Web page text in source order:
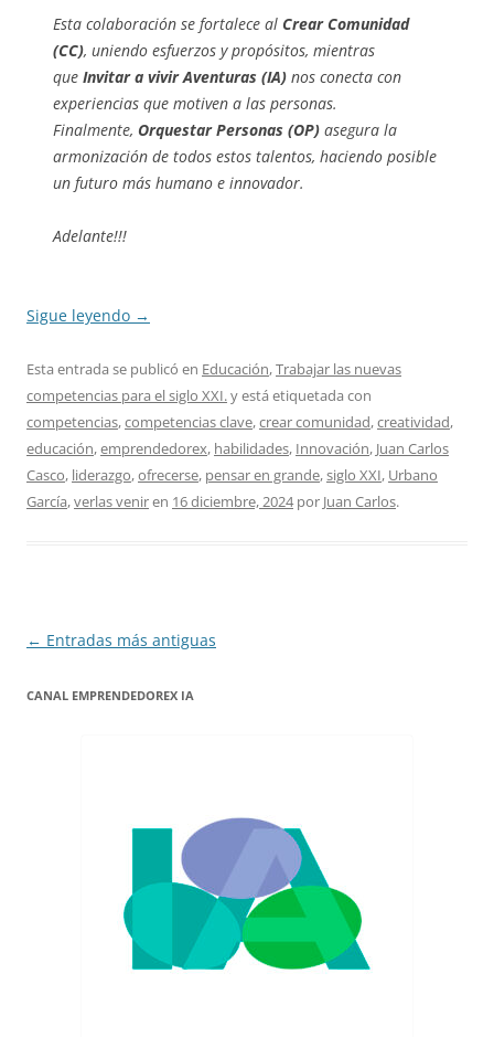
Esta colaboración se fortalece al Crear Comunidad
(CC), uniendo esfuerzos y propósitos, mientras
que Invitar a vivir Aventuras (IA) nos conecta con
experiencias que motiven a las personas.
Finalmente, Orquestar Personas (OP) asegura la
armonización de todos estos talentos, haciendo posible
un futuro más humano e innovador.
Adelante!!!
Sigue leyendo →
Esta entrada se publicó en Educación,Trabajar las nuevas
competencias para el siglo XXI.y está etiquetada con
competencias,competencias clave,crear comunidad,creatividad,
educación,emprendedorex, habilidades, Innovación, Juan Carlos
Casco, liderazgo,ofrecerse, pensar en grande,siglo XXI, Urbano
García,verlas veniren 16 diciembre, 2024por Juan Carlos.
Navegación
entradas
← Entradas más antiguas
CANAL EMPRENDEDOREX IA